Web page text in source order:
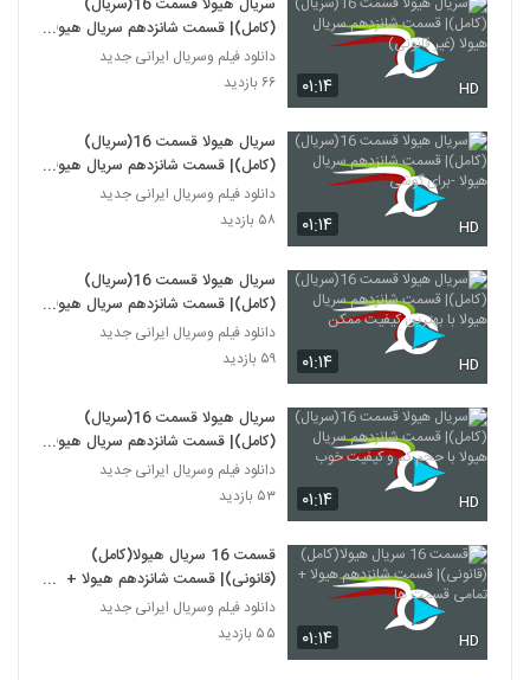
۰۱:۱۴ HD
(کامل)| قسمت شانزدهم سریال هیولا
(غیر قانونی)
دانلود فیلم وسریال ایرانی جدید
۶۶ بازدید
۰۱:۱۴ HD
سریال هیولا قسمت 16(سریال)
(کامل)| قسمت شانزدهم سریال هیولا
-برای گوشی
دانلود فیلم وسریال ایرانی جدید
۵۸ بازدید
۰۱:۱۴ HD
سریال هیولا قسمت 16(سریال)
(کامل)| قسمت شانزدهم سریال هیولا
با بهترین کیفیت ممکن
دانلود فیلم وسریال ایرانی جدید
۵۹ بازدید
۰۱:۱۴ HD
سریال هیولا قسمت 16(سریال)
(کامل)| قسمت شانزدهم سریال هیولا
با حجم کم و کیفیت خوب
دانلود فیلم وسریال ایرانی جدید
۵۳ بازدید
۰۱:۱۴ HD
قسمت 16 سریال هیولا(کامل)
(قانونی)| قسمت شانزدهم هیولا +
تمامی قسمت ها
دانلود فیلم وسریال ایرانی جدید
۵۵ بازدید